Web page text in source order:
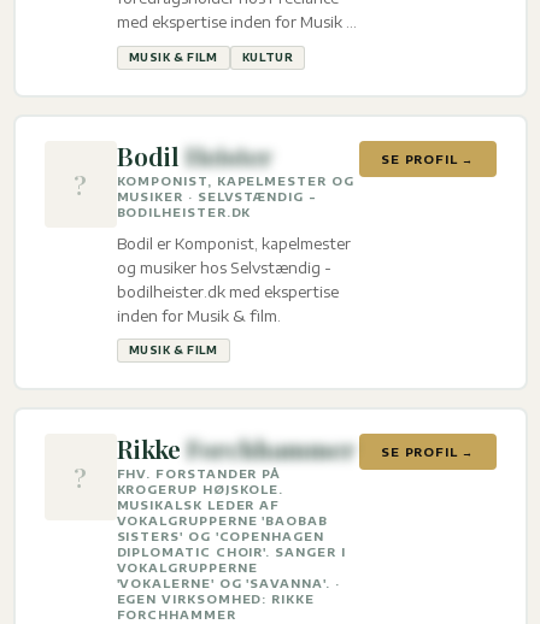
med ekspertise inden for Musik &
film og Kultur.
MUSIK & FILM KULTUR
?
BodilHeister
KOMPONIST, KAPELMESTER OG
MUSIKER · SELVSTÆNDIG -
BODILHEISTER.DK
Bodil er Komponist, kapelmester
og musiker hos Selvstændig -
bodilheister.dk med ekspertise
inden for Musik & film.
MUSIK & FILM
SE PROFIL →
?
RikkeForchhammer
FHV. FORSTANDER PÅ
KROGERUP HØJSKOLE.
MUSIKALSK LEDER AF
VOKALGRUPPERNE 'BAOBAB
SISTERS' OG 'COPENHAGEN
DIPLOMATIC CHOIR'. SANGER I
VOKALGRUPPERNE
'VOKALERNE' OG 'SAVANNA'. ·
EGEN VIRKSOMHED: RIKKE
FORCHHAMMER
SE PROFIL →